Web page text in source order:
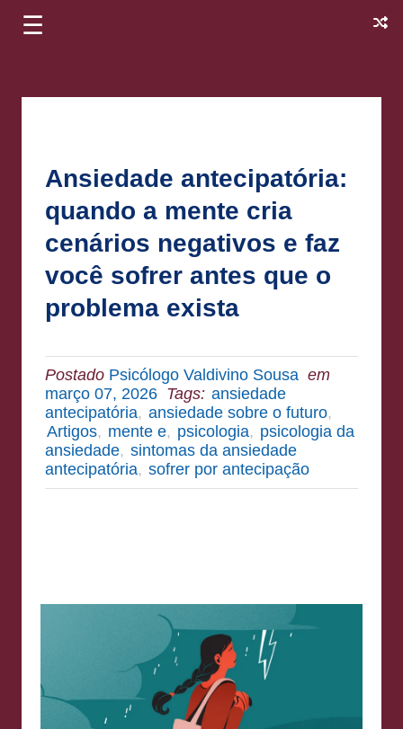
☰
Ansiedade antecipatória:
quando a mente cria
cenários negativos e faz
você sofrer antes que o
problema exista
Postado Psicólogo Valdivino Sousa em
março 07, 2026 Tags: ansiedade
antecipatória, ansiedade sobre o futuro,
Artigos, mente e, psicologia, psicologia da
ansiedade, sintomas da ansiedade
antecipatória, sofrer por antecipação